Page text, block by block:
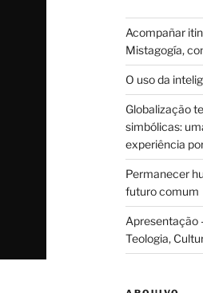
Acompañar
Mistagogía,
O uso da
Globalização
simbólicas:
experiência
Permanecer
futuro comum
Apresentação
Teologia,